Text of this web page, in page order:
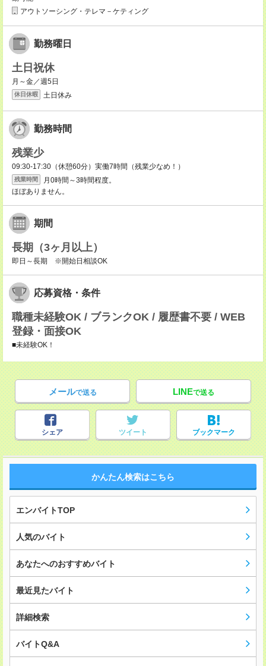
アウトソーシング・テレマ－ケティング
勤務曜日
土日祝休
月～金／週5日
休日休暇 土日休み
勤務時間
残業少
09:30-17:30（休憩60分）実働7時間（残業少なめ！）
残業時間
月0時間～3時間程度。
ほぼありません。
期間
長期（3ヶ月以上）
即日～長期 ※開始日相談OK
応募資格・条件
職種未経験OK / ブランクOK / 履歴書不要 / WEB
登録・面接OK
■未経験OK！
メールで送る LINEで送る
シェア ツイート ブックマーク
かんたん検索はこちら
エンバイトTOP
人気のバイト
あなたへのおすすめバイト
最近見たバイト
詳細検索
バイトQ&A